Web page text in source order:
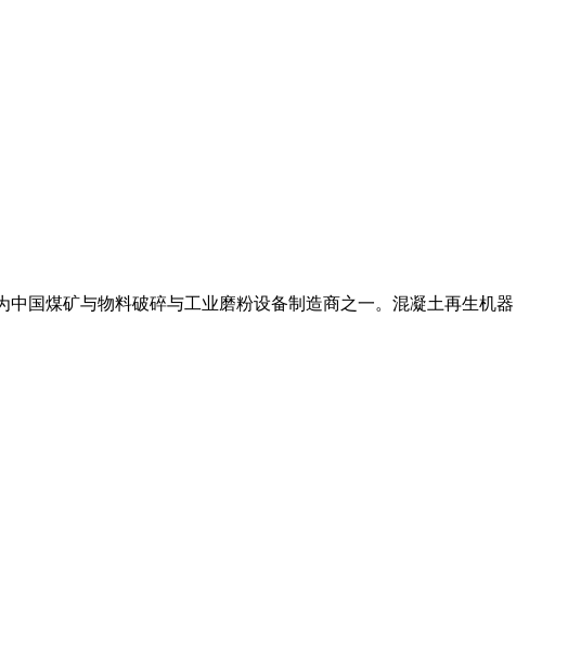
国煤矿与物料破碎与工业磨粉设备制造商之一。混凝土再生机器